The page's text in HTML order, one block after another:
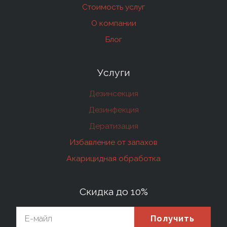
Стоимость услуг
О компании
Блог
Услуги
Дезинсекция
Дезинфекция
Дератизация
Избавление от запахов
Акарицидная обработка
Скидка до 10%
Получить